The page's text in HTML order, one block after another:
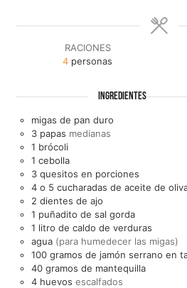
RACIONES
4 personas
INGREDIENTES
migas de pan duro
3 papas medianas
1 brócoli
1 cebolla
3 quesitos en porciones
4 o 5 cucharadas de aceite de
2 dientes de ajo
1 puñadito de sal gorda
1 litro de caldo de verduras
agua (para humedecer las migas)
100 gramos de jamón serrano en
40 gramos de mantequilla
4 huevos escalfados